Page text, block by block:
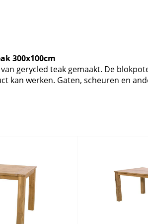
300x100cm
gerycled teak gemaakt. De
kan werken. Gaten, scheuren en